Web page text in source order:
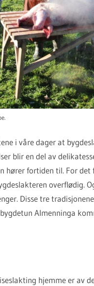
i våre dager at
blir en del av
hører fortiden til. For
overflødig.
Disse tre
Almenninga
hjemme er av